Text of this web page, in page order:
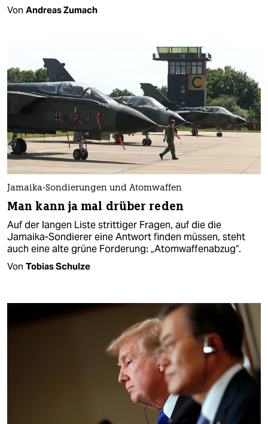
Von Andreas Zumach
Jamaika-Sondierungen und Atomwaffen
Man kann ja mal drüber reden
Auf der langen Liste strittiger Fragen, auf die die
Jamaika-Sondierer eine Antwort finden müssen, steht
auch eine alte grüne Forderung: „Atomwaffenabzug“.
Von Tobias Schulze